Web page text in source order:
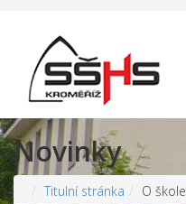
Novinky
Titulní stránka O škole